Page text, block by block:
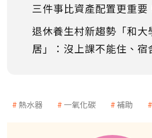
三件事比資產配置更重要
退休養生村新趨勢「和大
居」：沒上課不能住、宿
熱水器 一氧化碳 補助